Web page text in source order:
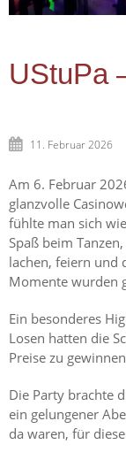
UStuPa
11. Februar 2026
Am 6. Februar
glanzvolle
fühlte man sich
Spaß beim
lachen, feiern und
Momente wurden
Ein besonderes
Losen hatten die
Preise zu
Die Party brachte
ein gelungener
da waren, für